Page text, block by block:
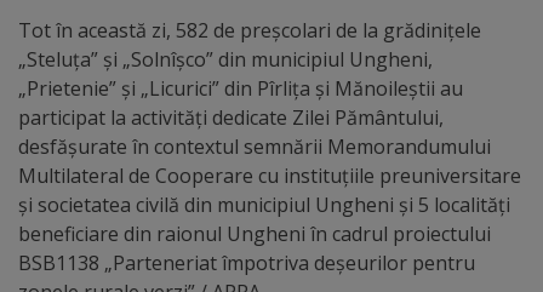
performanță
Orașul
în
imagini
Galerie
video
Tot în această zi, 582 de preșcolari de la grădinițele
„Steluța” și „Solnîșco” din municipiul Ungheni,
„Prietenie” și „Licurici” din Pîrlița și Mănoileștii au
participat la activități dedicate Zilei Pământului,
desfășurate în contextul semnării Memorandumului
Multilateral de Cooperare cu instituțiile preuniversitare
și societatea civilă din municipiul Ungheni și 5 localități
beneficiare din raionul Ungheni în cadrul proiectului
BSB1138 „Parteneriat împotriva deșeurilor pentru